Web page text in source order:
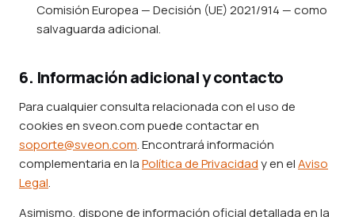
Comisión Europea — Decisión (UE) 2021/914 — como
salvaguarda adicional.
6. Información adicional y contacto
Para cualquier consulta relacionada con el uso de
cookies en sveon.com puede contactar en
soporte@sveon.com. Encontrará información
complementaria en laPolítica de Privacidady en elAviso
Legal.
Asimismo, dispone de información oficial detallada en la